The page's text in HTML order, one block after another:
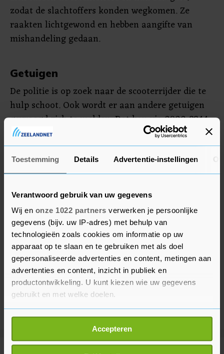
Toestemming Details Advertentie-instellingen
Verantwoord gebruik van uw gegevens
Wij en onze 1022 partners verwerken je persoonlijke
gegevens (bijv. uw IP-adres) met behulp van
technologieën zoals cookies om informatie op uw
apparaat op te slaan en te gebruiken met als doel
gepersonaliseerde advertenties en content, metingen aan
advertenties en content, inzicht in publiek en
productontwikkeling. U kunt kiezen wie uw gegevens
gebruikt en met welke doelen.
Als u het toestaat, willen we ook graag:
Informatie verzamelen over uw geografische
locatie, die tot een paar meter nauwkeurig kan zijn
Accepteren
zodat de slachtoffers konden wegkomen. Ze
raakten lichtgewond en hebben aangifte van
mishandeling gedaan.
Getuigen
De politie is op zoek naar de scooterrijder die te
hulp schoot. Ook wordt er aan andere getuigen
gevraagd zich te melden. Dat kan via 0900-8844.
Liever anoniem? Dan bellen met 0800-7000.